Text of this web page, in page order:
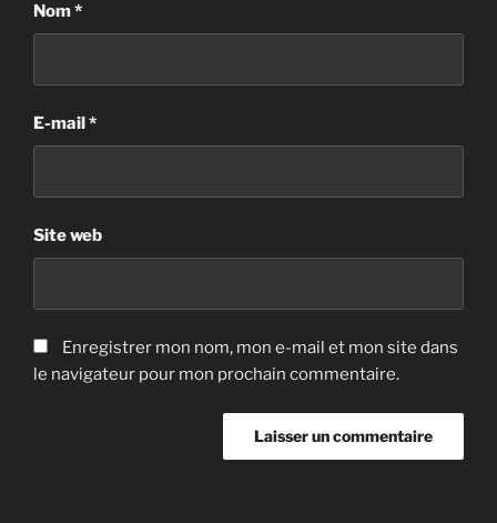
Nom*
E-mail*
Site web
Enregistrer mon nom, mon e-mail et mon site dans
le navigateur pour mon prochain commentaire.